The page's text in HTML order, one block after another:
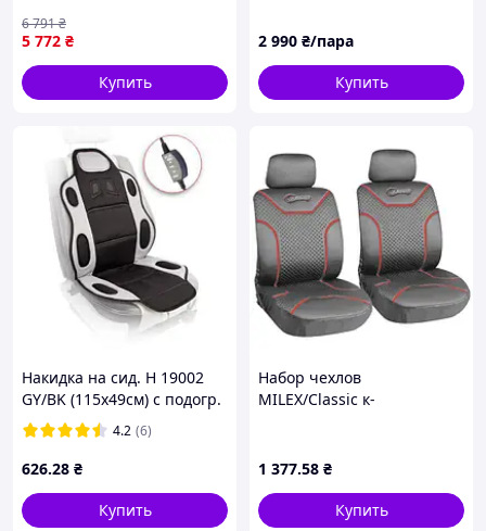
5 772 ₴
6 791₴
Купить
Плотная ткань жаккард
2 990 ₴/пара
Купить
Накидка на сид. H 19002
GY/BK (115x49см) с подогр.
высокая/перекл
4.2 (6)
626.28 ₴
Купить
Набор чехлов
MILEX/Classic к-
1 377.58 ₴
Купить